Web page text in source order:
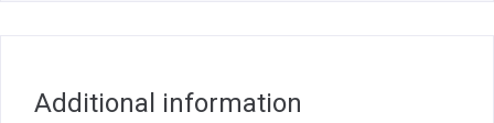
Additional information